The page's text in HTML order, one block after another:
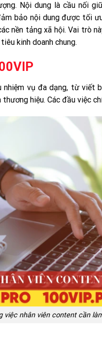
Nội dung là cầu nối
bảo nội dung được tối
nền tảng xã hội. Vai trò
kinh doanh chung.
nhiệm vụ đa dạng, từ viết
hiệu. Các đầu việc
việc nhân viên content cần